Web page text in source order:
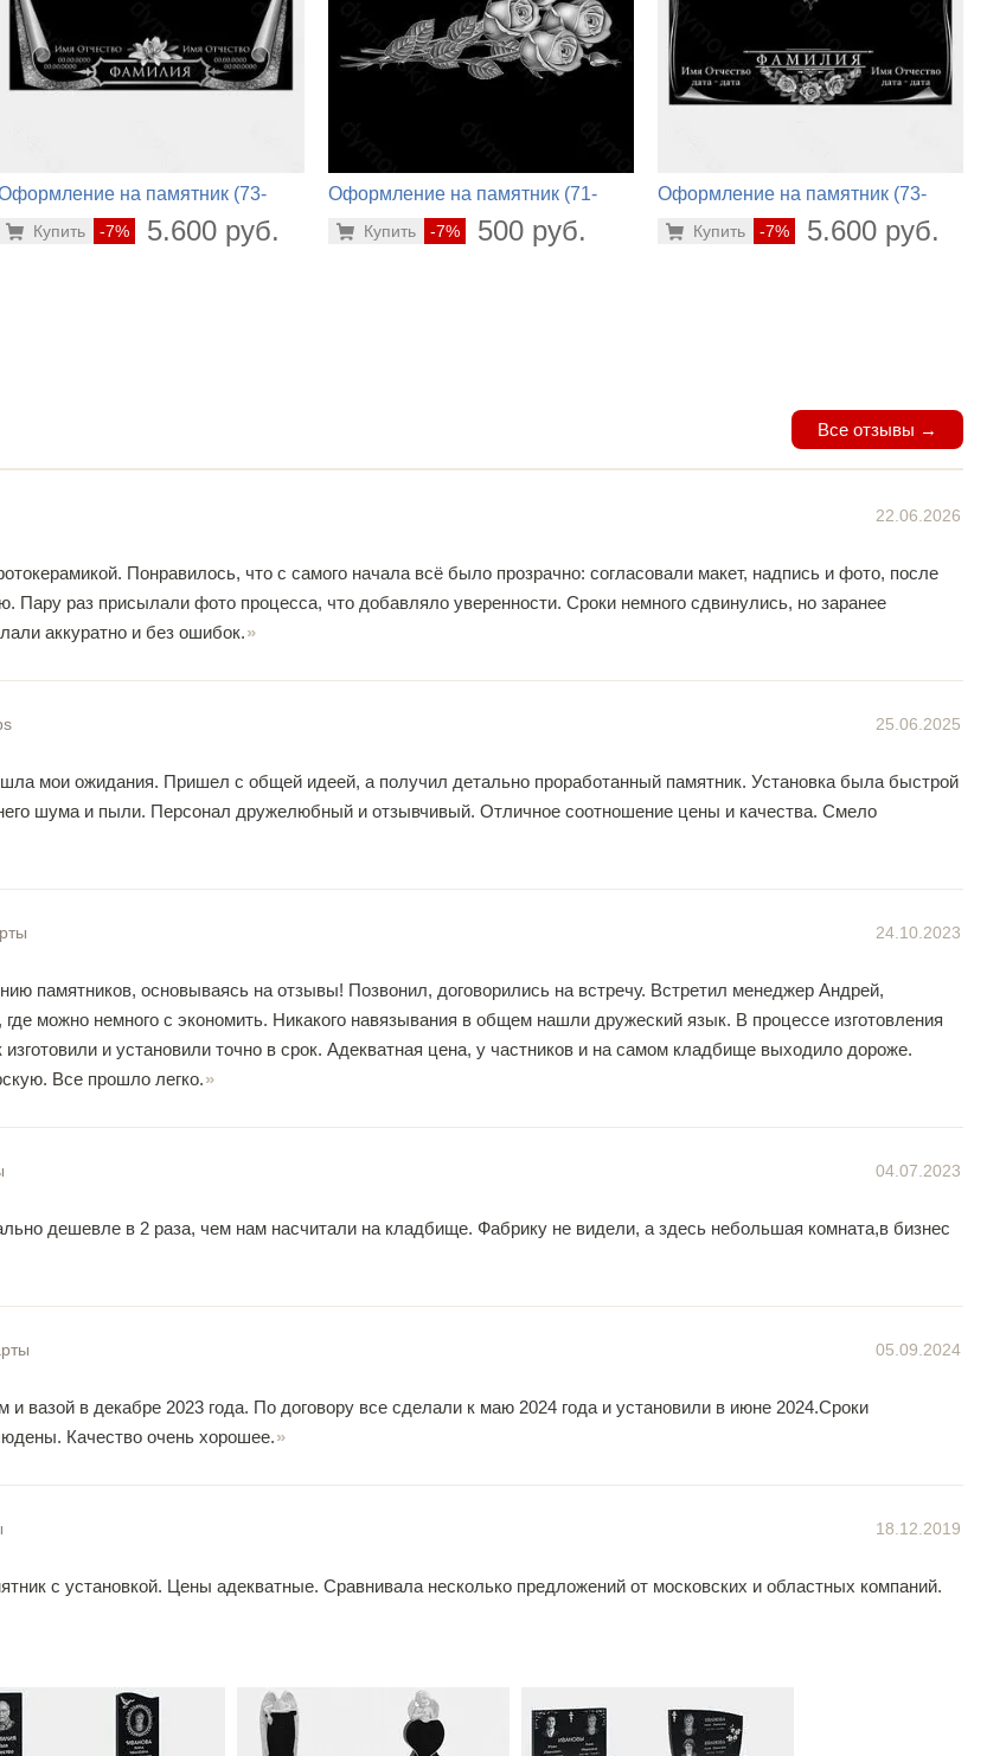
на памятник (73-
-7% 5.600 руб.
Купить
Оформление на памятник (71-
-7% 500 руб.
Купить
Оформление на памятник (73-
-7% 5.600 руб.
Купить
Все отзывы →
22.06.2026
Понравилось, что с самого начала всё было прозрачно: согласовали макет, надпись и фото, после
Пару раз присылали фото процесса, что добавляло уверенности. Сроки немного сдвинулись, но заранее
аккуратно и без ошибок.
25.06.2025
мои ожидания. Пришел с общей идеей, а получил детально проработанный памятник. Установка была быстрой
шума и пыли. Персонал дружелюбный и отзывчивый. Отличное соотношение цены и качества. Смело
24.10.2023
памятников, основываясь на отзывы! Позвонил, договорились на встречу. Встретил менеджер Андрей,
можно немного с экономить. Никакого навязывания в общем нашли дружеский язык. В процессе изготовления
и установили точно в срок. Адекватная цена, у частников и на самом кладбище выходило дороже.
Все прошло легко.
04.07.2023
дешевле в 2 раза, чем нам насчитали на кладбище. Фабрику не видели, а здесь небольшая комната,в бизнес
05.09.2024
и вазой в декабре 2023 года. По договору все сделали к маю 2024 года и установили в июне 2024.Сроки
Качество очень хорошее.
18.12.2019
с установкой. Цены адекватные. Сравнивала несколько предложений от московских и областных компаний.